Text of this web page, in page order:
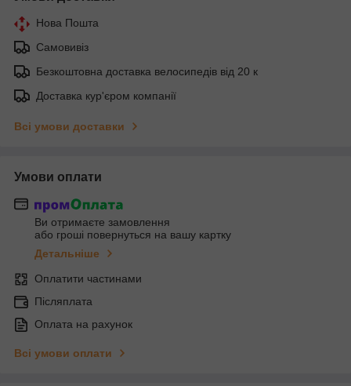
Нова Пошта
Самовивіз
Безкоштовна доставка велосипедів від 20 к
Доставка кур'єром компанії
Всі умови доставки
Умови оплати
Ви отримаєте замовлення
або гроші повернуться на вашу картку
Детальніше
Оплатити частинами
Післяплата
Оплата на рахунок
Всі умови оплати